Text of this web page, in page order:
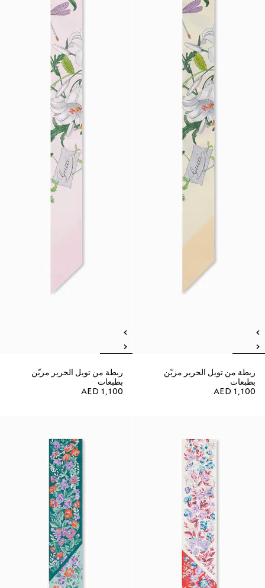
ربطة من تويل الحرير مزيّن
بطبعات
AED 1,100
ربطة من تويل الحرير مزيّن
بطبعات
AED 1,100